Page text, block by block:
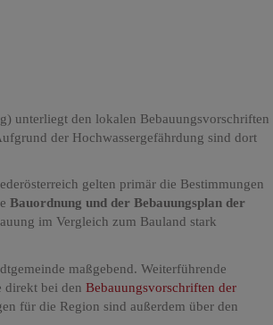
unterliegt den lokalen Bebauungsvorschriften
der Hochwassergefährdung sind dort
gelten primär die Bestimmungen
Bauordnung und der Bebauungsplan der
im Vergleich zum Bauland stark
maßgebend. Weiterführende
direkt bei den Bebauungsvorschriften der
für die Region sind außerdem über den